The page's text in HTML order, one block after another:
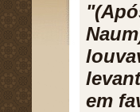
em